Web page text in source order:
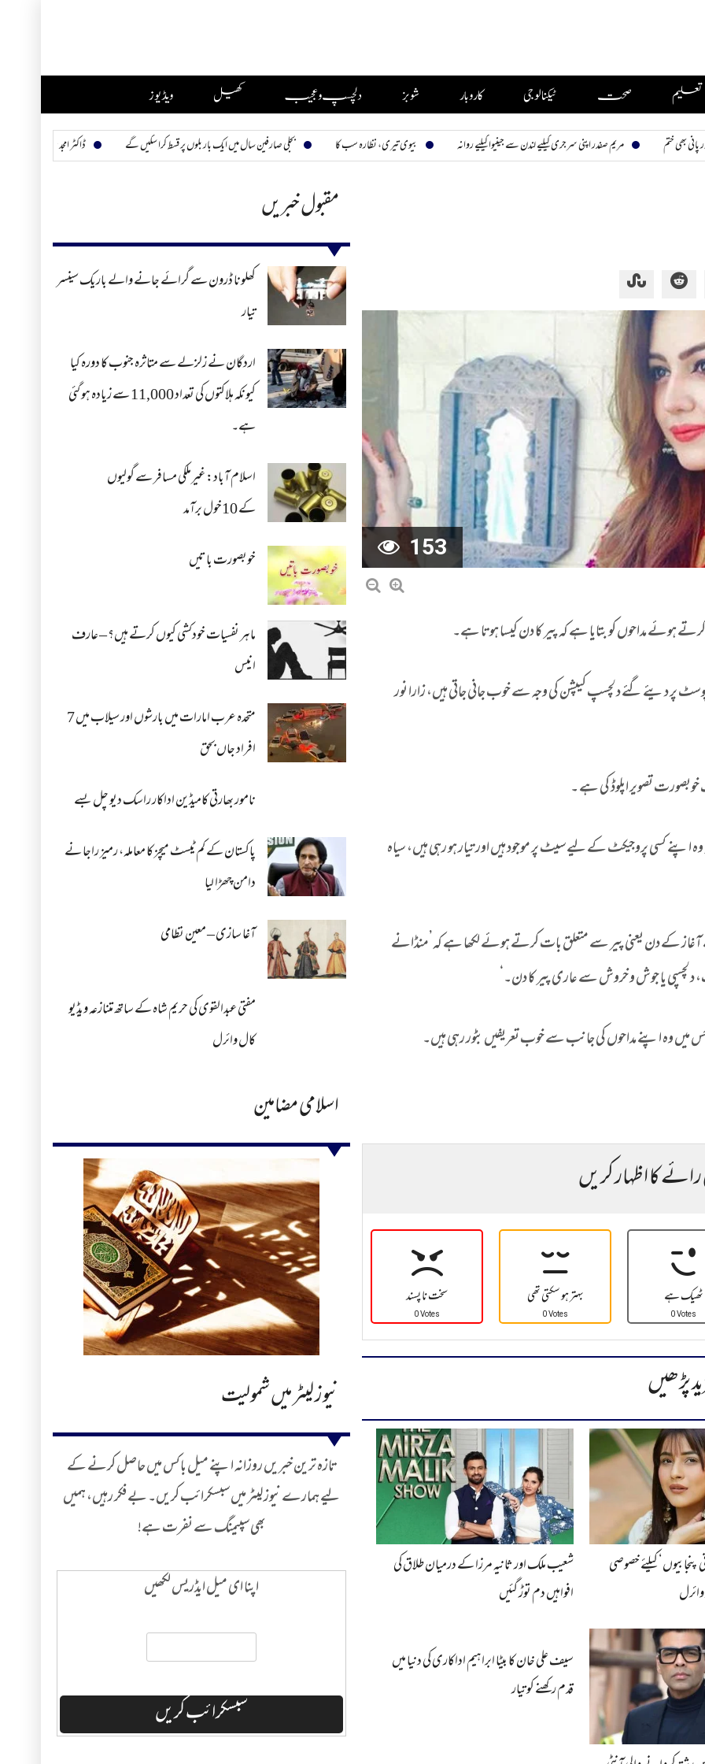
تعلیم صحت ٹیکنالوجی کاروبار شوبز دلچسپ و عجیب کھیل ویڈیوز
مریم صفدر اپنی سرجری کیلیے لندن سے جینیوا کیلیے روانہ بیوی تیری، نظارہ سب کا بجلی صارفین سال میں ایک بار بلوں پر قسط کرا سکیں گے ڈاکٹر امجد ثاقب ہمارے چھپے ہیرو
مقبول خبریں
کھلونا ڈرون سے گرائے جانے والے باریک سینسر
تیار
اردگان نے زلزلے سے متاثرہ جنوب کا دورہ کیا
کیونکہ ہلاکتوں کی تعداد 11,000 سے زیادہ ہو گئی
ہے۔
اسلام آباد: غیرملکی مسافر سے گولیوں
کے 10خول برآمد
خوبصورت باتیں
ماہر نفسیات خودکشی کیوں کرتے ہیں؟ – عارف
انیس
متحدہ عرب امارات میں بارشوں اور سیلاب میں 7
افراد جاں بحق
نامور بھارتی کامیڈین اداکار راسک دیو چل بسے
پاکستان کے کم ٹیسٹ میچز کا معاملہ، رمیز راجا نے
دامن چھڑا لیا
آغا سازی – معین نظامی
مفتی عبدالقوی کی حریم شاہ کے ساتھ متنازعہ ویڈیو
کال وائرل
اسلامی مضامین
نیوز لیٹر میں شمولیت
تازہ ترین خبریں روزانہ اپنے میل باکس میں حاصل کرنے کے
لیے ہمارے نیوز لیٹر میں سبسکرائب کریں۔ بے فکر رہیں، ہمیں
بھی سپیمنگ سے نفرت ہے!
اپنا ای میل ایڈریس لکھیں
153
ہوئے مداحوں کو بتایا ہے کہ پیر کا دن کیسا ہوتا ہے۔
پر دیئے گئے دلچسپ کیپشن کی وجہ سے خوب جانی جاتی ہیں، زارا نور
خوبصورت تصویر اپلوڈ کی ہے ۔
وہ اپنے کسی پروجیکٹ کے لیے سیٹ پر موجود ہیں اور تیار ہو رہی ہیں، سیاہ
آغاز کے دن یعنی پیر سے متعلق بات کرتے ہوئے لکھا ہے کہ’منڈانے
یا جوش و خروش سے عاری پیر کا دن۔‘
میں وہ اپنے مداحوں کی جانب سے خوب تعریفیں بٹور رہی ہیں۔
کا اظہار کریں
سخت نا پسند
0 Votes
بہتر ہو سکتی تھی
0 Votes
ٹھیک ہے
0 Votes
پڑھیں
کیلئے خصوصی
شعیب ملک اور ثانیہ مرزا کے درمیان طلاق کی
افواہیں دم توڑ گئیں
سیف علی خان کا بیٹا ابراہیم اداکاری کی دنیا میں
قدم رکھنے کو تیار